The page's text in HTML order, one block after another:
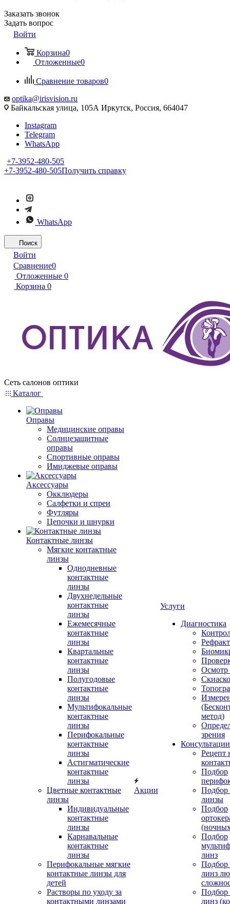
Заказать звонок
Задать вопрос
Войти
Корзина0
Отложенные0
Сравнение товаров0
optika@irisvision.ru
Байкальская улица, 105А Иркутск, Россия, 664047
Instagram
Telegram
WhatsApp
+7-3952-480-505
+7-3952-480-505Получить справку
WhatsApp
Поиск
Войти
Сравнение0
Отложенные 0
Корзина 0
Сеть салонов оптики
Каталог
Оправы
Медицинские оправы
Солнцезащитные
оправы
Спортивные оправы
Имиджевые оправы
Аксессуары
Окклюдеры
Салфетки и спреи
Футляры
Цепочки и шнурки
Контактные линзы
Мягкие контактные
линзы
Однодневные
контактные
линзы
Двухнедельные
контактные
линзы
Ежемесячные
контактные
линзы
Квартальные
контактные
линзы
Полугодовые
контактные
линзы
Мультифокальные
контактные
линзы
Перифокальные
контактные
линзы
Астигматические
контактные
линзы
Цветные контактные
линзы
Индивидуальные
контактные
линзы
Карнавальные
контактные
линзы
Перифокальные мягкие
контактные линзы для
детей
Растворы по уходу за
контактными линзами
Акции
Услуги
Диагностика
Осмотр
метод)
зрения
Рецепт
Подбор
Подбор
линзы
Подбор
Подбор
линз
Подбор
линз
Подбор
линз